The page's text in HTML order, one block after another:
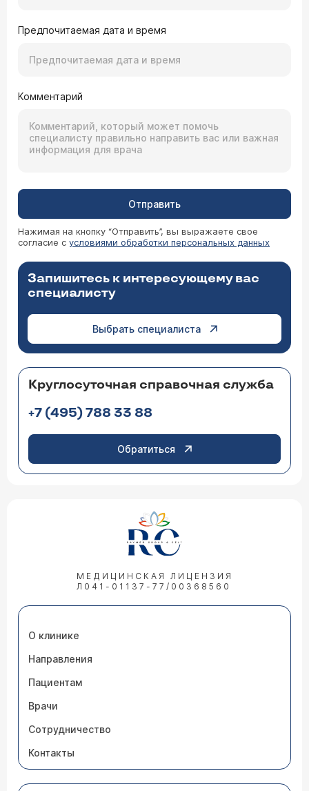
Предпочитаемая дата и время
Комментарий
Отправить
Нажимая на кнопку “Отправить”, вы выражаете свое
согласие с условиями обработки персональных данных
Запишитесь к интересующему вас
специалисту
Выбрать специалиста
Круглосуточная справочная служба
+7 (495) 788 33 88
Обратиться
МЕДИЦИНСКАЯ ЛИЦЕНЗИЯ
Л041-01137-77/00368560
О клинике
Направления
Пациентам
Врачи
Сотрудничество
Контакты